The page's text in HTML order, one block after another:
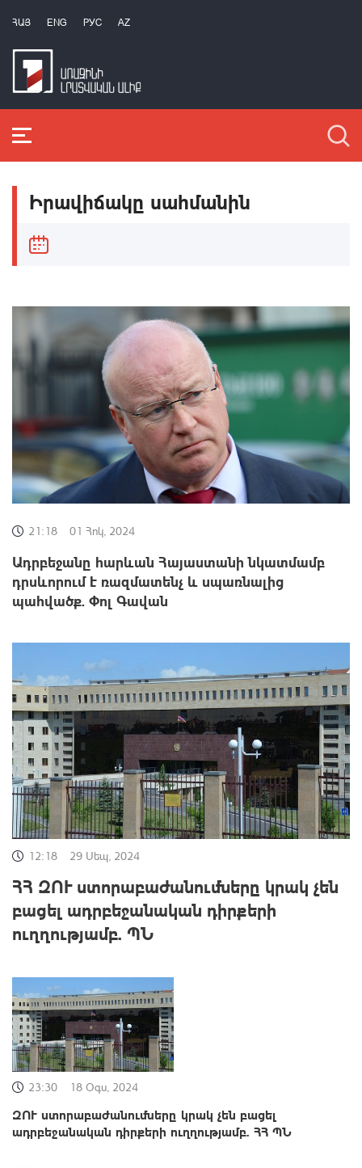
ՀԱՅ ENG РУС AZ
Իրավիճակը սահմանին
21:18 01 Հոկ, 2024
Ադրբեջանը հարևան Հայաստանի նկատմամբ
դրսևորում է ռազմատենչ և սպառնալից
պահվածք. Փոլ Գավան
12:18 29 Սեպ, 2024
ՀՀ ԶՈՒ ստորաբաժանումները կրակ չեն
բացել ադրբեջանական դիրքերի
ուղղությամբ. ՊՆ
23:30 18 Օգս, 2024
ԶՈՒ ստորաբաժանումները կրակ չեն բացել
ադրբեջանական դիրքերի ուղղությամբ. ՀՀ ՊՆ